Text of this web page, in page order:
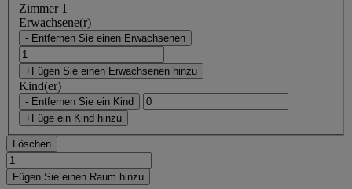
Zimmer 1
Erwachsene(r)
- Entfernen Sie einen Erwachsenen
+Fügen Sie einen Erwachsenen hinzu
Kind(er)
- Entfernen Sie ein Kind
+Füge ein Kind hinzu
Löschen
Fügen Sie einen Raum hinzu